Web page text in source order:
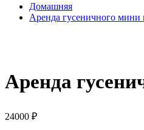
Домашняя
Аренда гусеничного мини
Аренда
24000 ₽